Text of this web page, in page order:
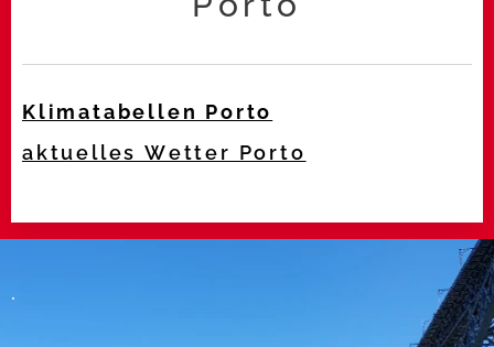
Klimatabellen Porto
aktuelles Wetter Porto
.